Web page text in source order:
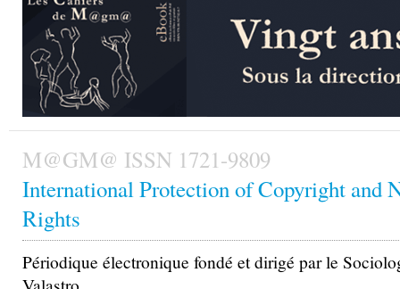
M@GM@ ISSN 1721-9809
International Protection of Copyright and
Rights
Périodique électronique fondé et dirigé par le
Valastro
Revue enregistrée n.27/02 du 19/11/02 dans le
de Catania
Rédaction: via Pietro Mascagni n.20, 95131
Directeur Responsable : Orazio Maria Valastro